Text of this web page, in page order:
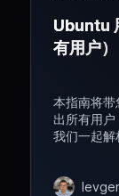
Ubuntu
有用户）
本指南将
出所有用
我们一起解